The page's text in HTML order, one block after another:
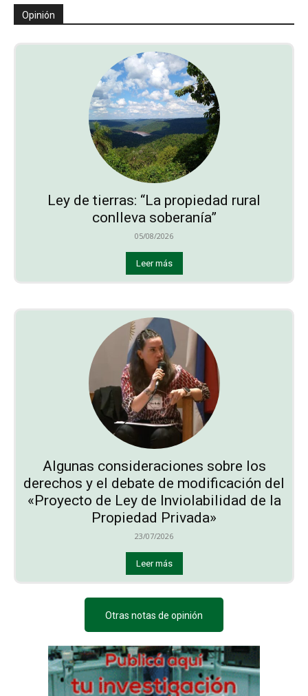
Opinión
Ley de tierras: “La propiedad rural
conlleva soberanía”
05/08/2026
Leer más
Algunas consideraciones sobre los
derechos y el debate de modificación del
«Proyecto de Ley de Inviolabilidad de la
Propiedad Privada»
23/07/2026
Leer más
Otras notas de opinión